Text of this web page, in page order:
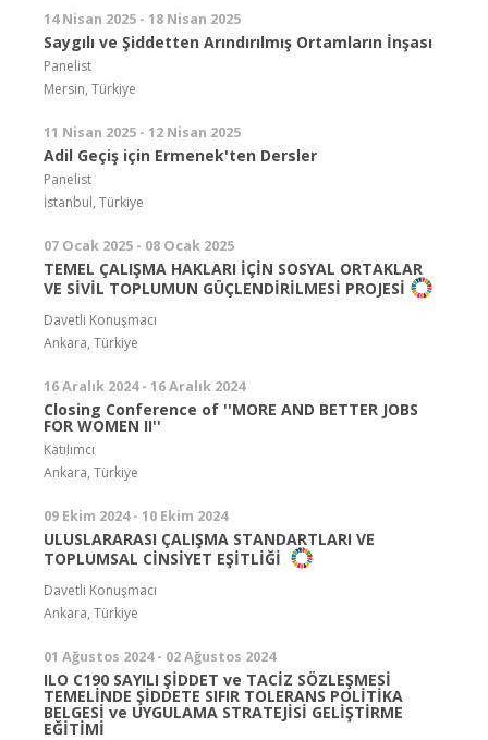
14 Nisan 2025 - 18 Nisan 2025
Saygılı ve Şiddetten Arındırılmış Ortamların İnşası
Panelist
Mersin, Türkiye
11 Nisan 2025 - 12 Nisan 2025
Adil Geçiş için Ermenek'ten Dersler
Panelist
İstanbul, Türkiye
07 Ocak 2025 - 08 Ocak 2025
TEMEL ÇALIŞMA HAKLARI İÇİN SOSYAL ORTAKLAR
VE SİVİL TOPLUMUN GÜÇLENDİRİLMESİ PROJESİ
Davetli Konuşmacı
Ankara, Türkiye
16 Aralık 2024 - 16 Aralık 2024
Closing Conference of ''MORE AND BETTER JOBS
FOR WOMEN II''
Katılımcı
Ankara, Türkiye
09 Ekim 2024 - 10 Ekim 2024
ULUSLARARASI ÇALIŞMA STANDARTLARI VE
TOPLUMSAL CİNSİYET EŞİTLİĞİ
Davetli Konuşmacı
Ankara, Türkiye
01 Ağustos 2024 - 02 Ağustos 2024
ILO C190 SAYILI ŞİDDET ve TACİZ SÖZLEŞMESİ
TEMELİNDE ŞİDDETE SIFIR TOLERANS POLİTİKA
BELGESİ ve UYGULAMA STRATEJİSİ GELİŞTİRME
EĞİTİMİ